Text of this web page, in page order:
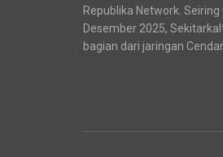
Republika Network.
Desember 2025,
bagian dari jaringan